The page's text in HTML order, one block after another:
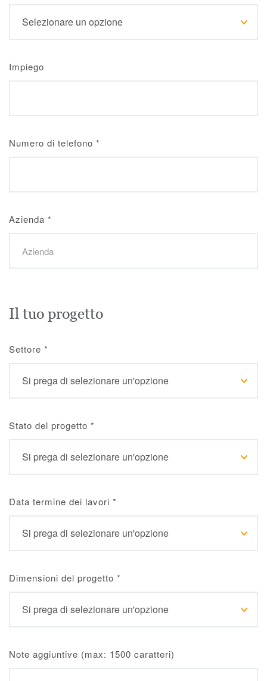
Impiego
Numero di telefono *
Azienda *
Il tuo progetto
Settore *
Stato del progetto *
Data termine dei lavori *
Dimensioni del progetto *
Note aggiuntive (max: 1500 caratteri)